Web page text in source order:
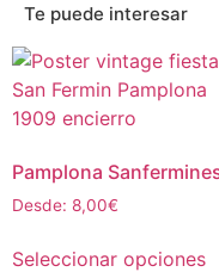
Te puede interesar
Pamplona
Desde: 8,00€
Seleccionar opciones